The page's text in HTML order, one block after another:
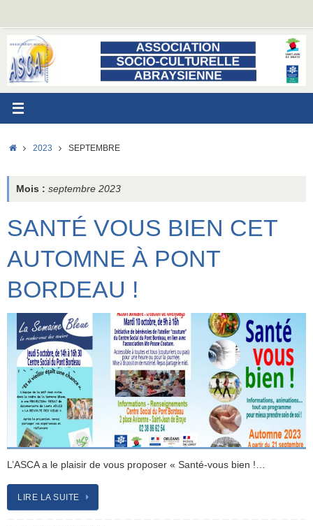
contenu
ACCUEIL
2023 SEPTEMBRE
Mois : septembre 2023
SANTÉ VOUS BIEN CET
AUTOMNE À PONT
BORDEAU !
L’ASCA a le plaisir de vous proposer « Santé-vous bien !…
LIRE LA SUITE